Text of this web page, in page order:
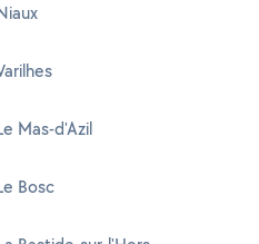
Mas-d'Azil
Bosc